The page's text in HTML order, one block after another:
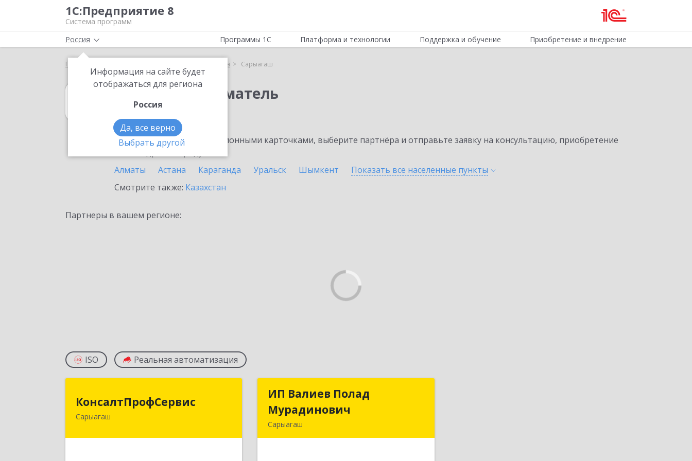
1С:Предприятие 8
Система программ
Россия
Информация на сайте будет
отображаться для региона
Россия
Да, все верно
Выбрать другой
Программы 1С Платформа и технологии Поддержка и обучение Приобретение и внедрение
Главная Выбор партнёра Сарыагаш
1С:Предприниматель
в Сарыагаше
Ознакомьтесь с информационными карточками, выберите партнёра и отправьте заявку на консультацию, приобретение
Алматы
Астана Караганда Уральск Шымкент Показать все населенные пункты
Смотрите также: Казахстан
Партнеры в вашем регионе:
ISO Реальная автоматизация
КонсалтПрофСервис
Сарыагаш
КонсалтПрофСервис
160900, Республика Казахстан,
ИП Валиев Полад
Мурадинович
Сарыагаш
ИП Валиев Полад
Мурадинович